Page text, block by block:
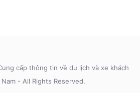
cấp thông tin về du lịch và xe khách
- All Rights Reserved.